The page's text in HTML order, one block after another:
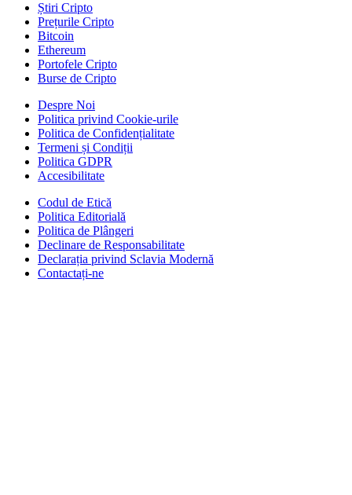
Știri Cripto
Prețurile Cripto
Bitcoin
Ethereum
Portofele Cripto
Burse de Cripto
Despre Noi
Politica privind Cookie-urile
Politica de Confidențialitate
Termeni și Condiții
Politica GDPR
Accesibilitate
Codul de Etică
Politica Editorială
Politica de Plângeri
Declinare de Responsabilitate
Declarația privind Sclavia Modernă
Contactați-ne